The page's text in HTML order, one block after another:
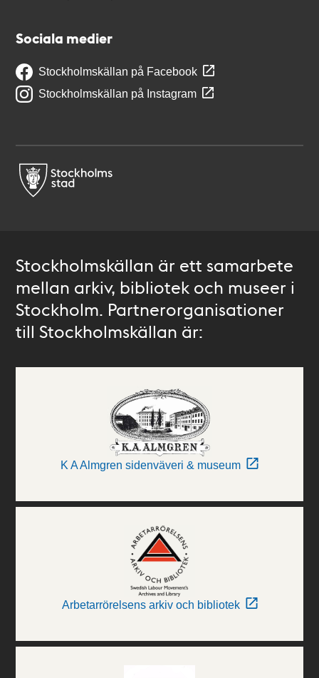
Sociala medier
Stockholmskällan på Facebook
Stockholmskällan på Instagram
Stockholmskällan är ett samarbete
mellan arkiv, bibliotek och museer i
Stockholm. Partnerorganisationer
till Stockholmskällan är:
K A Almgren sidenväveri & museum
Arbetarrörelsens arkiv och bibliotek